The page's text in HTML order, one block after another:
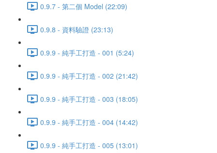
0.9.7 - 第二個 Model (22:09)
0.9.8 - 資料驗證 (23:13)
0.9.9 - 純手工打造 - 001 (5:24)
0.9.9 - 純手工打造 - 002 (21:42)
0.9.9 - 純手工打造 - 003 (18:05)
0.9.9 - 純手工打造 - 004 (14:42)
0.9.9 - 純手工打造 - 005 (13:01)